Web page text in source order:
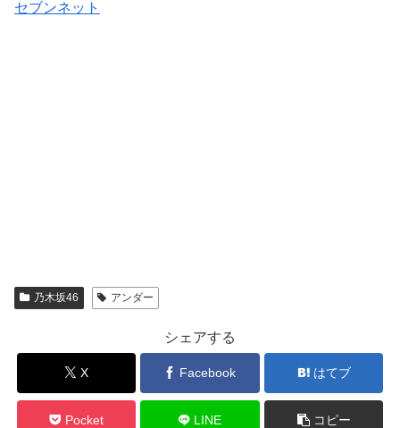
セブンネット
乃木坂46 アンダー
シェアする
X Facebook はてブ
Pocket LINE コピー